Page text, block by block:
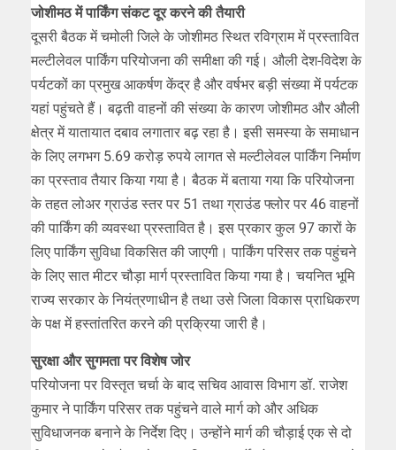
जोशीमठ में पार्किंग संकट दूर करने की तैयारी
दूसरी बैठक में चमोली जिले के जोशीमठ स्थित रविग्राम में प्रस्तावित
मल्टीलेवल पार्किंग परियोजना की समीक्षा की गई। औली देश-विदेश के
पर्यटकों का प्रमुख आकर्षण केंद्र है और वर्षभर बड़ी संख्या में पर्यटक
यहां पहुंचते हैं। बढ़ती वाहनों की संख्या के कारण जोशीमठ और औली
क्षेत्र में यातायात दबाव लगातार बढ़ रहा है। इसी समस्या के समाधान
के लिए लगभग 5.69 करोड़ रुपये लागत से मल्टीलेवल पार्किंग निर्माण
का प्रस्ताव तैयार किया गया है। बैठक में बताया गया कि परियोजना
के तहत लोअर ग्राउंड स्तर पर 51 तथा ग्राउंड फ्लोर पर 46 वाहनों
की पार्किंग की व्यवस्था प्रस्तावित है। इस प्रकार कुल 97 कारों के
लिए पार्किंग सुविधा विकसित की जाएगी। पार्किंग परिसर तक पहुंचने
के लिए सात मीटर चौड़ा मार्ग प्रस्तावित किया गया है। चयनित भूमि
राज्य सरकार के नियंत्रणाधीन है तथा उसे जिला विकास प्राधिकरण
के पक्ष में हस्तांतरित करने की प्रक्रिया जारी है।
सुरक्षा और सुगमता पर विशेष जोर
परियोजना पर विस्तृत चर्चा के बाद सचिव आवास विभाग डॉ. राजेश
कुमार ने पार्किंग परिसर तक पहुंचने वाले मार्ग को और अधिक
सुविधाजनक बनाने के निर्देश दिए। उन्होंने मार्ग की चौड़ाई एक से दो